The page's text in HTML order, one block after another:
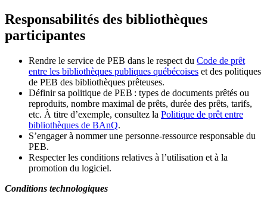
Responsabilités des bibliothèques
participantes
Rendre le service de PEB dans le respect du Code de prêt
entre les bibliothèques publiques québécoises et des politiques
de PEB des bibliothèques prêteuses.
Définir sa politique de PEB : types de documents prêtés ou
reproduits, nombre maximal de prêts, durée des prêts, tarifs,
etc. À titre d’exemple, consultez la Politique de prêt entre
bibliothèques de BAnQ.
S’engager à nommer une personne-ressource responsable du
PEB.
Respecter les conditions relatives à l’utilisation et à la
promotion du logiciel.
Conditions technologiques